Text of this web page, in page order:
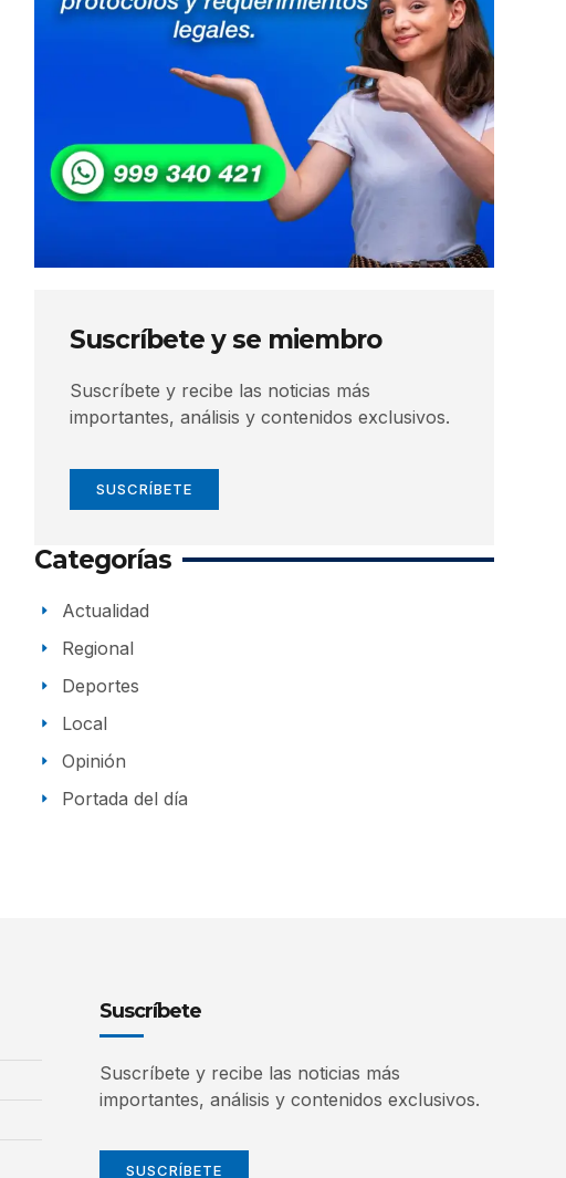
Suscríbete y se miembro
Suscríbete y recibe las noticias más
importantes, análisis y contenidos exclusivos.
SUSCRÍBETE
Categorías
Actualidad
Regional
Deportes
Local
Opinión
Portada del día
Suscríbete
Suscríbete y recibe las noticias más
importantes, análisis y contenidos exclusivos.
SUSCRÍBETE